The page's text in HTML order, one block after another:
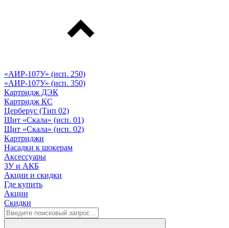
«АИР-107У» (исп. 250)
«АИР-107У» (исп. 350)
Картридж ДЭК
Картридж КС
Церберус (Тип 02)
Щит «Скала» (исп. 01)
Щит «Скала» (исп. 02)
Картриджи
Насадки к шокерам
Аксессуары
ЗУ и АКБ
Акции и скидки
Где купить
Акции
Скидки